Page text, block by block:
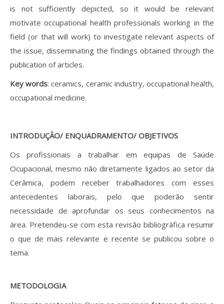
is not sufficiently depicted, so it would be relevant
motivate occupational health professionals working in the
field (or that will work) to investigate relevant aspects of
the issue, disseminating the findings obtained through the
publication of articles.
Key words: ceramics, ceramic industry, occupational health,
occupational medicine.
INTRODUÇÃO/ ENQUADRAMENTO/ OBJETIVOS
Os profissionais a trabalhar em equipas de Saúde
Ocupacional, mesmo não diretamente ligados ao setor da
Cerâmica, podem receber trabalhadores com esses
antecedentes laborais, pelo que poderão sentir
necessidade de aprofundar os seus conhecimentos na
área. Pretendeu-se com esta revisão bibliográfica resumir
o que de mais relevante e recente se publicou sobre o
tema.
METODOLOGIA